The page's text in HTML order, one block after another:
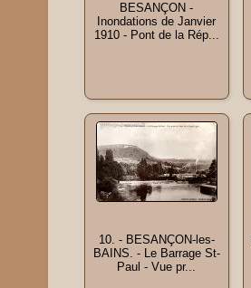
BESANÇON -
Inondations de Janvier
1910 - Pont de la Rép...
10. - BESANÇON-les-
BAINS. - Le Barrage St-
Paul - Vue pr...